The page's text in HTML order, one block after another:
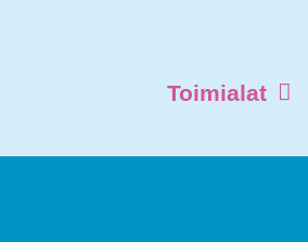
Toimialat